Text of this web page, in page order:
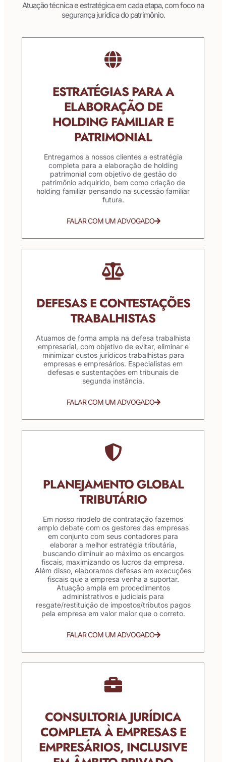
Atuação técnica e estratégica em cada etapa, com foco na
segurança jurídica do patrimônio.
ESTRATÉGIAS PARA A
ELABORAÇÃO DE
HOLDING FAMILIAR E
PATRIMONIAL
Entregamos a nossos clientes a estratégia
completa para a elaboração de holding
patrimonial com objetivo de gestão do
patrimônio adquirido, bem como criação de
holding familiar pensando na sucessão familiar
futura.
FALAR COM UM ADVOGADO
DEFESAS E CONTESTAÇÕES
TRABALHISTAS
Atuamos de forma ampla na defesa trabalhista
empresarial, com objetivo de evitar, eliminar e
minimizar custos jurídicos trabalhistas para
empresas e empresários. Especialistas em
defesas e sustentações em tribunais de
segunda instância.
FALAR COM UM ADVOGADO
PLANEJAMENTO GLOBAL
TRIBUTÁRIO
Em nosso modelo de contratação fazemos
amplo debate com os gestores das empresas
em conjunto com seus contadores para
elaborar a melhor estratégia tributária,
buscando diminuir ao máximo os encargos
fiscais, maximizando os lucros da empresa.
Além disso, elaboramos defesas em execuções
fiscais que a empresa venha a suportar.
Atuação ampla em procedimentos
administrativos e judiciais para
resgate/restituição de impostos/tributos pagos
pela empresa em valor maior que o correto.
FALAR COM UM ADVOGADO
CONSULTORIA JURÍDICA
COMPLETA À EMPRESAS E
EMPRESÁRIOS, INCLUSIVE